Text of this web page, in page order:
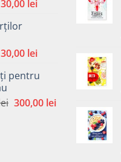
Prețul
a
65,00 lei.
30,00 leiPrețul
Prețul
a
fost:
65,00 lei.
30,00 leiPrețul
este:
pentru
Prețul
300,00 leiPrețul
300,00 lei.